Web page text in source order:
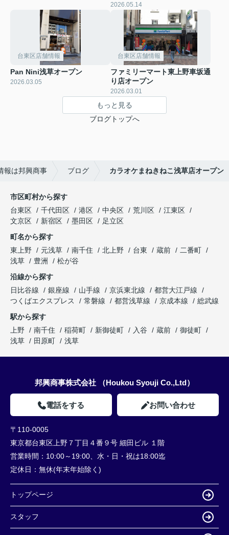
2026.05.14
台東区店舗情報
Pan Nini浅草オープン
2026.03.05
台東区店舗情報
ファミリーマート東上野車坂通
り店オープン
2026.03.01
もっと見る
ブログトップへ
報は邦興商事 ブログ カラオケまねきねこ浅草店オープン
市区町村から探す
台東区
千代田区 港区 中央区 荒川区
江東区
文京区
新宿区 墨田区
足立区
町名から探す
東上野
元浅草 南千住 北上野 台東 蔵前
二番町
浅草
豊洲
松が谷
沿線から探す
日比谷線
銀座線 山手線 京浜東北線
都営大江戸線
つくばエクスプレス
常磐線 都営浅草線 京成本線
総武線
駅から探す
上野
南千住 稲荷町 新御徒町 入谷 蔵前
御徒町
浅草
田原町 浅草
邦興商事株式会社 （Houkou Syouji Co.,Ltd）
電話をする お問い合わせ
〒110-0005
東京都台東区上野７丁目４番９号 細田ビル １階
営業時間： 10:00～19:00、水・日・祝は18:00迄
定休日： 無休(年末年始除く)
トップページ
スタッフ